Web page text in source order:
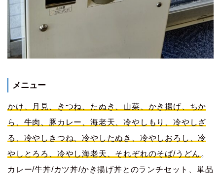
メニュー
かけ、月見、きつね、たぬき、山菜、かき揚げ、ちか
ら、牛肉、豚カレー、海老天、冷やしもり、冷やしざ
る、冷やしきつね、冷やしたぬき、冷やしおろし、冷
やしとろろ、冷やし海老天、それぞれのそば/うどん 。
カレー/牛丼/カツ丼/かき揚げ丼とのランチセット、単品